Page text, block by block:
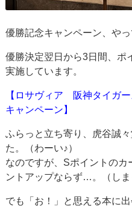
優勝記念キャンペーン、やっ
優勝決定翌日から3日間、ポ
実施しています。
【ロサヴィア 阪神タイガ
キャンペーン】
ふらっと立ち寄り、虎谷誠
た。（わーい♪）
なのですが、Sポイントのカ
ントアップならず…。（しま
でも「お！」と思える本に